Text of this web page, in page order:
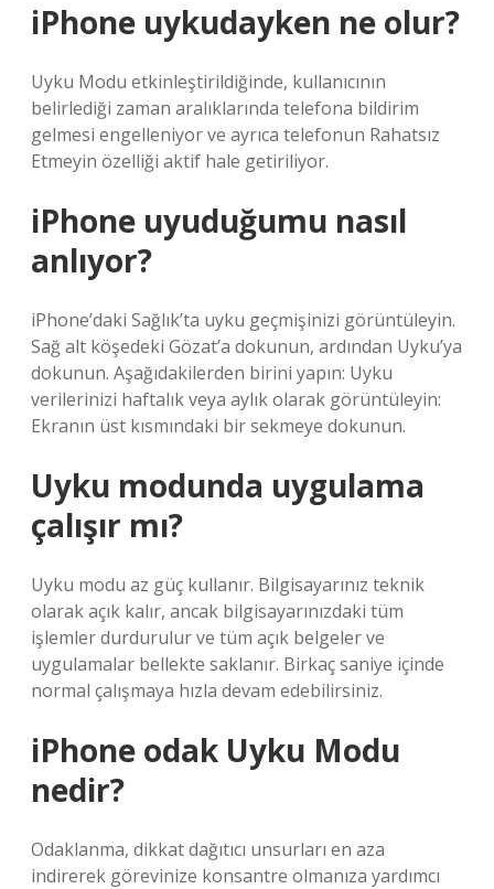
iPhone uykudayken ne olur?
Uyku Modu etkinleştirildiğinde, kullanıcının
belirlediği zaman aralıklarında telefona bildirim
gelmesi engelleniyor ve ayrıca telefonun Rahatsız
Etmeyin özelliği aktif hale getiriliyor.
iPhone uyuduğumu nasıl
anlıyor?
iPhone’daki Sağlık’ta uyku geçmişinizi görüntüleyin.
Sağ alt köşedeki Gözat’a dokunun, ardından Uyku’ya
dokunun. Aşağıdakilerden birini yapın: Uyku
verilerinizi haftalık veya aylık olarak görüntüleyin:
Ekranın üst kısmındaki bir sekmeye dokunun.
Uyku modunda uygulama
çalışır mı?
Uyku modu az güç kullanır. Bilgisayarınız teknik
olarak açık kalır, ancak bilgisayarınızdaki tüm
işlemler durdurulur ve tüm açık belgeler ve
uygulamalar bellekte saklanır. Birkaç saniye içinde
normal çalışmaya hızla devam edebilirsiniz.
iPhone odak Uyku Modu
nedir?
Odaklanma, dikkat dağıtıcı unsurları en aza
indirerek görevinize konsantre olmanıza yardımcı